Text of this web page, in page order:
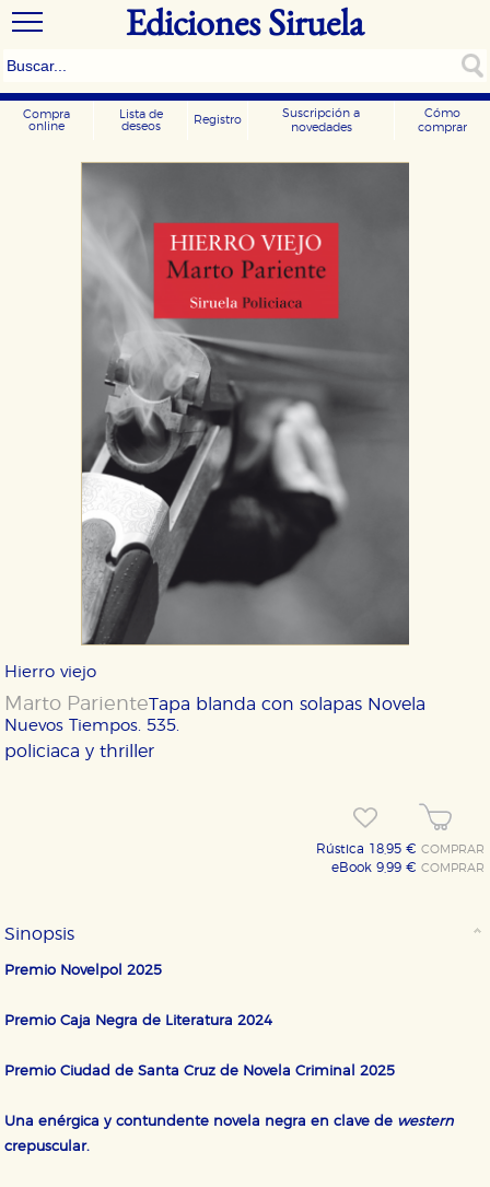
Ediciones Siruela
Compra
online
Lista de
deseos
Registro
Suscripción a
novedades
Cómo
comprar
Hierro viejo
Marto Pariente
Nuevos Tiempos. 535.
Tapa blanda con solapas Novela
policiaca y thriller
Rústica 18,95 €COMPRAR
eBook 9,99 €COMPRAR
Sinopsis
Premio Novelpol 2025
Premio Caja Negra de Literatura 2024
Premio Ciudad de Santa Cruz de Novela Criminal 2025
Una enérgica y contundente novela negra en clave de western
crepuscular.